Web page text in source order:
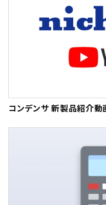
コンデンサ 新製品紹介動